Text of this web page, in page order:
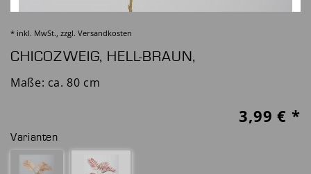
* inkl. MwSt., zzgl. Versandkosten
CHICOZWEIG, HELL-BRAUN,
Maße: ca. 80 cm
3,99 € *
Varianten